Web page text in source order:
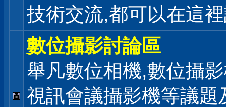
技術交流,都可以在這
數位攝影討論區
舉凡數位相機,數位攝
視訊會議攝影機等議題